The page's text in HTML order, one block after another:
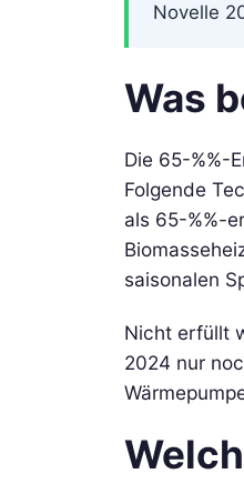
Novelle
Was
Die 65-%%-
Folgende
als 65-%%-
saisonalen
Nicht erfüllt
2024 nur